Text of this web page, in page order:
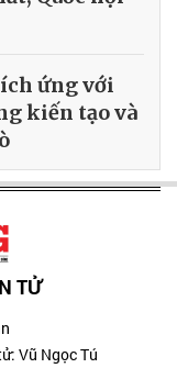
ứng với
kiến tạo và
TỬ
Vũ Ngọc Tú